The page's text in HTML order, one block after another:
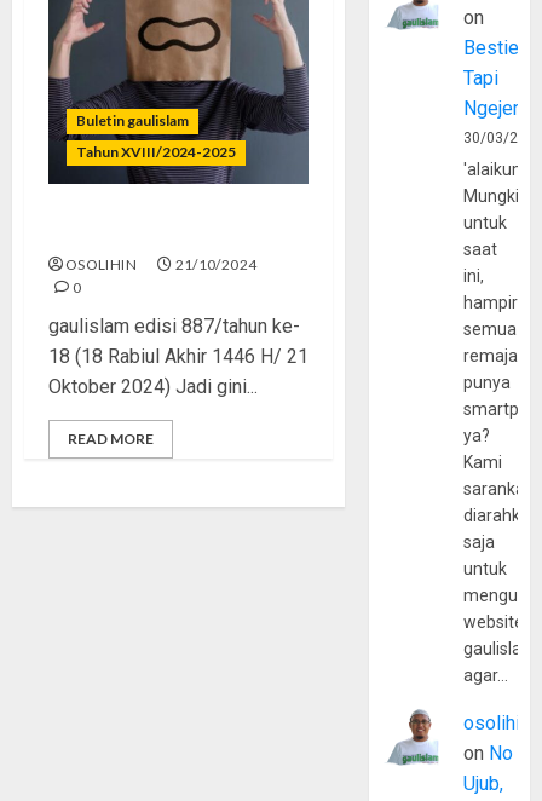
Buletin gaulislam
Tahun XVIII/2024-2025
OSOLIHIN
21/10/2024
0
gaulislam edisi 887/tahun ke-
18 (18 Rabiul Akhir 1446 H/ 21
Oktober 2024) Jadi gini...
READ MORE
on
Bestie
Tapi
30/03/
Mungkin
untuk
saat
ini,
hampir
semua
remaja
punya
ya?
Kami
sarankan,
diarahkan
saja
untuk
website
agar…
osolihin
on No
Ujub,